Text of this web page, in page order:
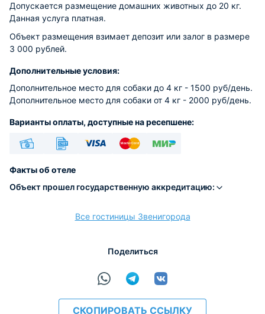
Допускается размещение домашних животных до 20 кг.
Данная услуга платная.
Объект размещения взимает депозит или залог в размере
3 000 рублей.
Дополнительные условия:
Дополнительное место для собаки до 4 кг - 1500 руб/день.
Дополнительное место для собаки от 4 кг - 2000 руб/день.
Варианты оплаты, доступные на ресепшене:
Факты об отеле
Объект прошел государственную аккредитацию:
Все гостиницы Звенигорода
Поделиться
СКОПИРОВАТЬ ССЫЛКУ